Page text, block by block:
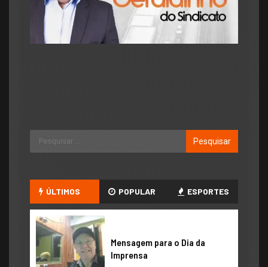
ÚLTIMOS POPULAR ESPORTES
​Mensagem para o Dia da
Imprensa